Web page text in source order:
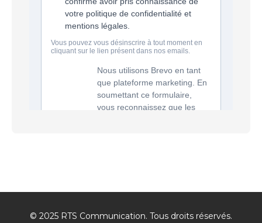
© 2025 RTS Communication. Tous droits réservés.